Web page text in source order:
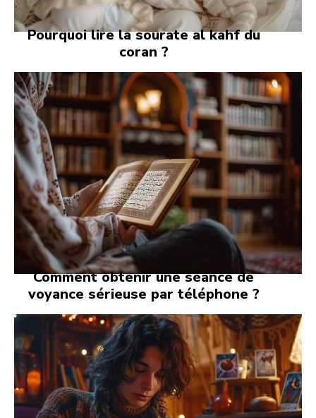
Pourquoi lire la sourate al kahf du
coran ?
Comment obtenir une séance de
voyance sérieuse par téléphone ?